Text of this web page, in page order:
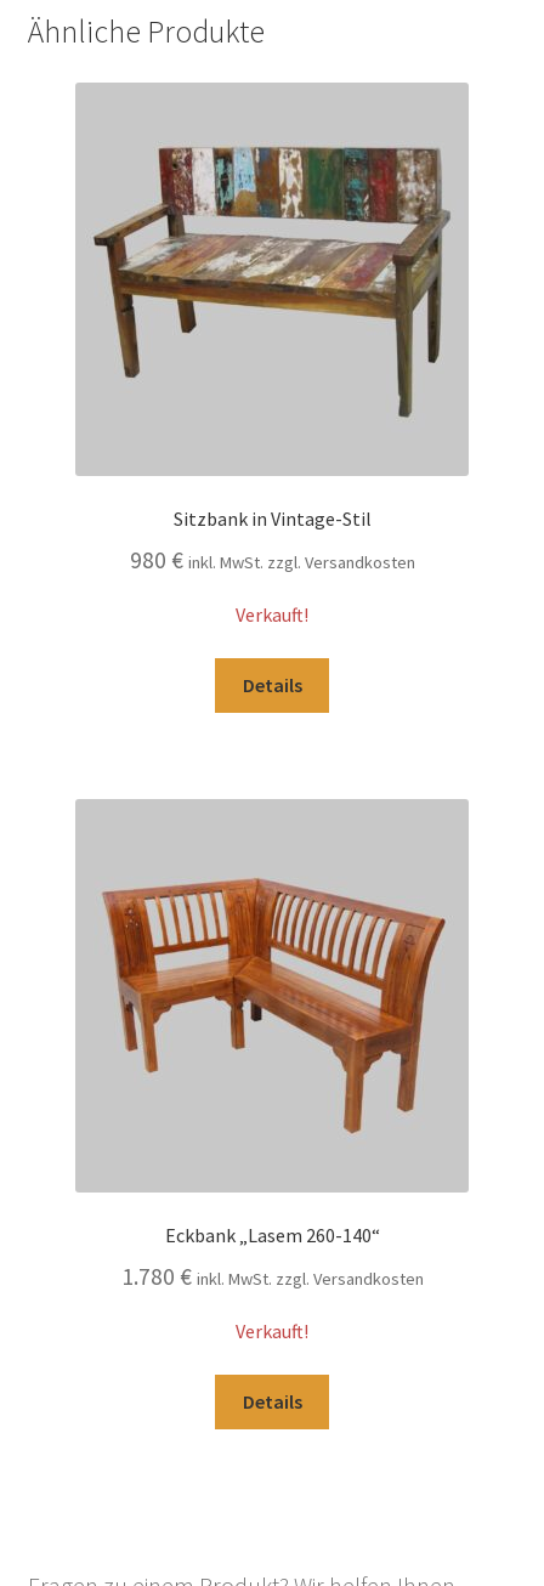
Ähnliche Produkte
Sitzbank in Vintage-Stil
980 € inkl. MwSt. zzgl. Versandkosten
Verkauft!
Details
Eckbank „Lasem 260-140“
1.780 € inkl. MwSt. zzgl. Versandkosten
Verkauft!
Details